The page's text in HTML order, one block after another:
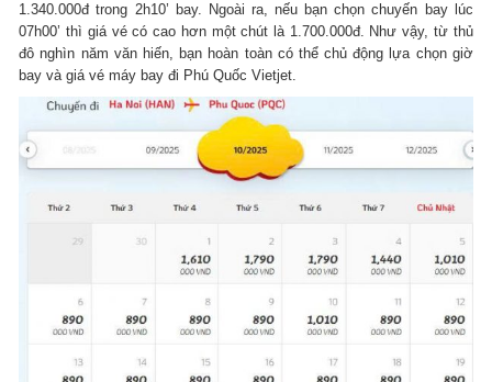
1.340.000đ trong 2h10’ bay. Ngoài ra, nếu bạn chọn chuyến bay lúc
07h00’ thì giá vé có cao hơn một chút là 1.700.000đ. Như vậy, từ thủ
đô nghìn năm văn hiến, bạn hoàn toàn có thể chủ động lựa chọn giờ
bay và giá vé máy bay đi Phú Quốc Vietjet.